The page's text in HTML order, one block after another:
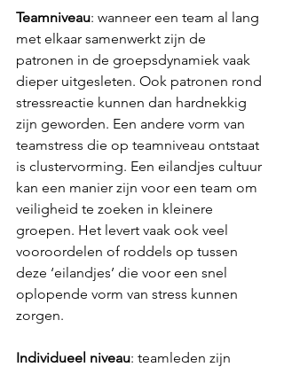
Teamniveau: wanneer een team al lang
met elkaar samenwerkt zijn de
patronen in de groepsdynamiek vaak
dieper uitgesleten. Ook patronen rond
stressreactie kunnen dan hardnekkig
zijn geworden. Een andere vorm van
teamstress die op teamniveau ontstaat
is clustervorming. Een eilandjes cultuur
kan een manier zijn voor een team om
veiligheid te zoeken in kleinere
groepen. Het levert vaak ook veel
vooroordelen of roddels op tussen
deze ‘eilandjes’ die voor een snel
oplopende vorm van stress kunnen
zorgen.
Individueel niveau: teamleden zijn